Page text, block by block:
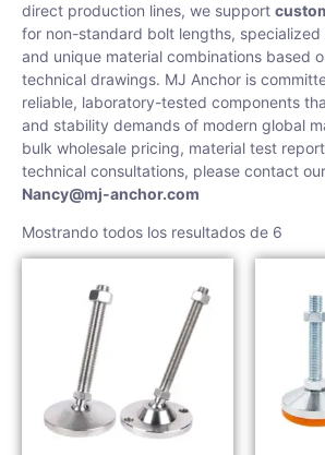
direct production lines, we support
for non-standard bolt lengths, specialized
and unique material combinations based
technical drawings. MJ Anchor is
reliable, laboratory-tested components
and stability demands of modern global
bulk wholesale pricing, material test
technical consultations, please contact
Nancy@mj-anchor.com
Mostrando todos los resultados de 6